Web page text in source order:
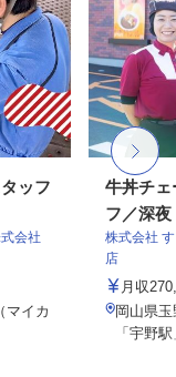
ッフ
式会社
マイカ
牛丼チェ
フ／深夜
株式会社
店
月収
岡山県玉
「宇野